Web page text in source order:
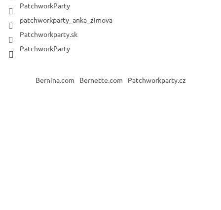
PatchworkParty
patchworkparty_anka_zimova
Patchworkparty.sk
PatchworkParty
Bernina.com Bernette.com Patchworkparty.cz